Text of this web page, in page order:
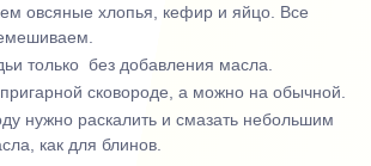
овсяные хлопья, кефир и яйцо. Все
только без добавления масла.
сковороде, а можно на обычной.
нужно раскалить и смазать небольшим
как для блинов.